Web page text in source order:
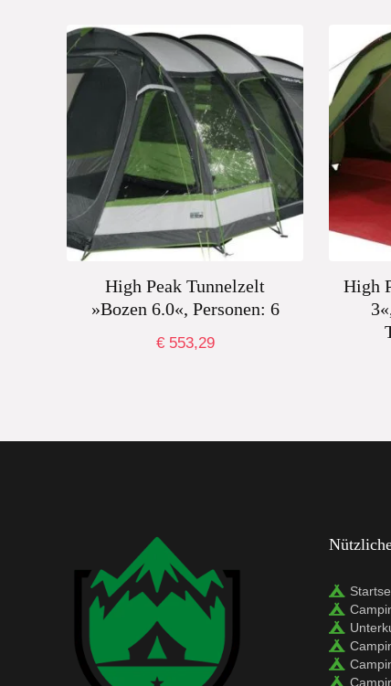
High Peak Tunnelzelt
»Bozen 6.0«, Personen: 6
€553,29
High